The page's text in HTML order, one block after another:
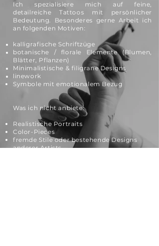
Ich spezialisiere mich auf feine,
detailreiche Tattoos mit persönlicher
Bedeutung. Besonderes gerne Arbeit ich
an folgenden Motiven:
kalligrafische Schriftzüge
botanische / florale Elemente (Blumen,
Blätter, Pflanzen)
Minimalistische & filigrane Designs
linework
Symbole mit emotionalem Bezug
Was ich nicht anbiete:
Realistische Portraits
Color-Pieces
fremde Stile oder bestehende Designs
anderer Artists